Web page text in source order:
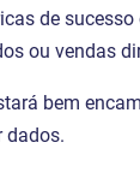
de
ou vendas
bem
dados.